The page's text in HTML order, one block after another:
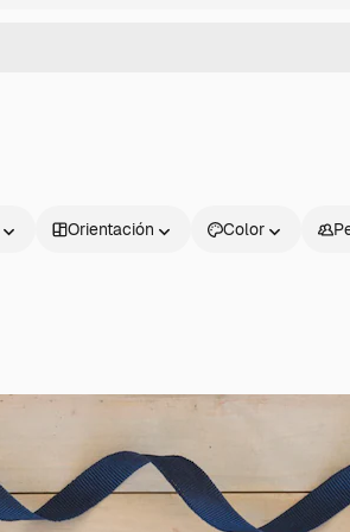
Orientación Color
Productos Información útil